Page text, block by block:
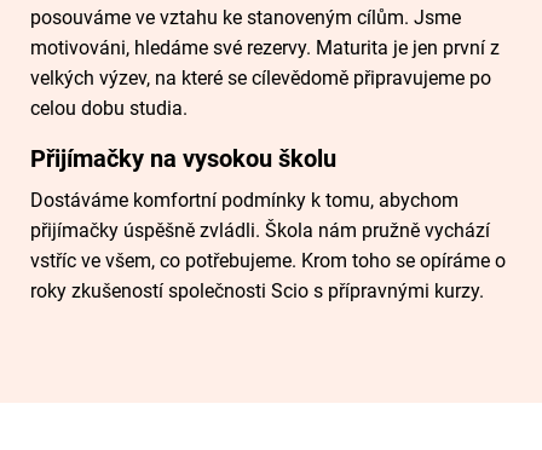
posouváme ve vztahu ke stanoveným cílům. Jsme
motivováni, hledáme své rezervy. Maturita je jen první z
velkých výzev, na které se cílevědomě připravujeme po
celou dobu studia.
Přijímačky na vysokou školu
Dostáváme komfortní podmínky k tomu, abychom
přijímačky úspěšně zvládli. Škola nám pružně vychází
vstříc ve všem, co potřebujeme. Krom toho se opíráme o
roky zkušeností společnosti Scio s přípravnými kurzy.